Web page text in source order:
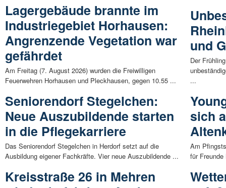
Lagergebäude brannte im
Industriegebiet Horhausen:
Angrenzende Vegetation war
gefährdet
Am Freitag (7. August 2026) wurden die Freiwilligen
Feuerwehren Horhausen und Pleckhausen, gegen 10.55 ...
Seniorendorf Stegelchen:
Neue Auszubildende starten
in die Pflegekarriere
Das Seniorendorf Stegelchen in Herdorf setzt auf die
Ausbildung eigener Fachkräfte. Vier neue Auszubildende ...
Kreisstraße 26 in Mehren
und
Der
...
sich
Am
für